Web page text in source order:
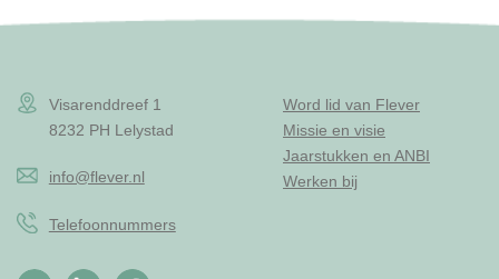
Visarenddreef 1
8232 PH Lelystad
info@flever.nl
Telefoonnummers
Word lid van Flever
Missie en visie
Jaarstukken en ANBI
Werken bij